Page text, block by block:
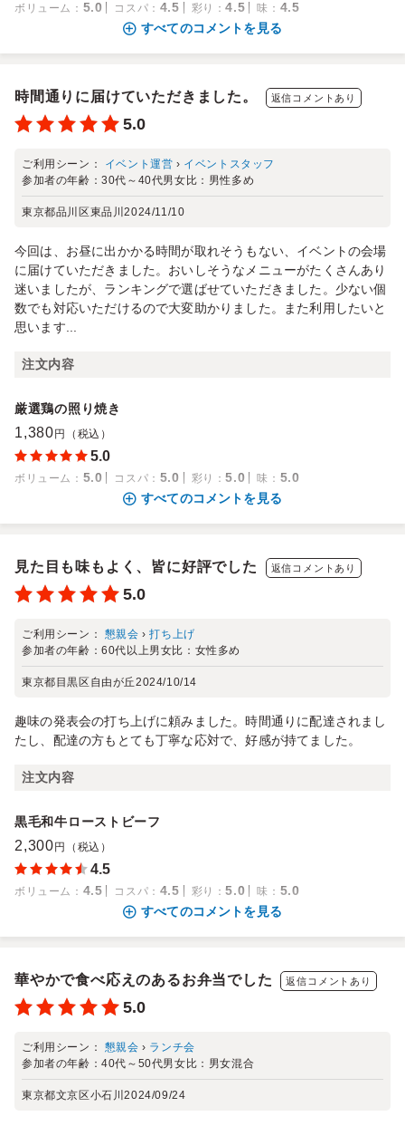
ボリューム ： 5.0 コスパ ： 4.5 彩り ：4.5 味 ： 4.5
すべてのコメントを見る
時間通りに届けていただきました。 返信コメントあり
5.0
ご利用シーン： イベント運営 › イベントスタッフ
参加者の年齢：30代～40代男女比： 男性多め
東京都品川区東品川2024/11/10
今回は、お昼に出かかる時間が取れそうもない、イベントの会場
に届けていただきました。おいしそうなメニューがたくさんあり
迷いましたが、ランキングで選ばせていただきました。少ない個
数でも対応いただけるので大変助かりました。また利用したいと
思います...
注文内容
厳選鶏の照り焼き
1,380 円（税込）
5.0
ボリューム ： 5.0 コスパ ： 5.0 彩り ：5.0 味 ： 5.0
すべてのコメントを見る
見た目も味もよく、皆に好評でした 返信コメントあり
5.0
ご利用シーン： 懇親会 ›打ち上げ
参加者の年齢：60代以上男女比： 女性多め
東京都目黒区自由が丘2024/10/14
趣味の発表会の打ち上げに頼みました。時間通りに配達されまし
たし、配達の方もとても丁寧な応対で、好感が持てました。
注文内容
黒毛和牛ローストビーフ
2,300 円（税込）
4.5
ボリューム ： 4.5 コスパ ： 4.5 彩り ：5.0 味 ： 5.0
すべてのコメントを見る
華やかで食べ応えのあるお弁当でした 返信コメントあり
5.0
ご利用シーン： 懇親会 › ランチ会
参加者の年齢：40代～50代男女比： 男女混合
東京都文京区小石川2024/09/24